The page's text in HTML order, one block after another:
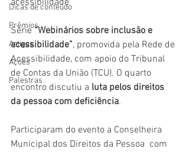
Dicas de conteúdo
Prêmios
Artigos
Ações
Palestras
acessibilidade
Série “Webinários sobre inclusão e
acessibilidade”, promovida pela Rede de
Acessibilidade, com apoio do Tribunal
de Contas da União (TCU). O quarto
encontro discutiu a luta pelos direitos
da pessoa com deficiência.
Participaram do evento a Conselheira
Municipal dos Direitos da Pessoa  com